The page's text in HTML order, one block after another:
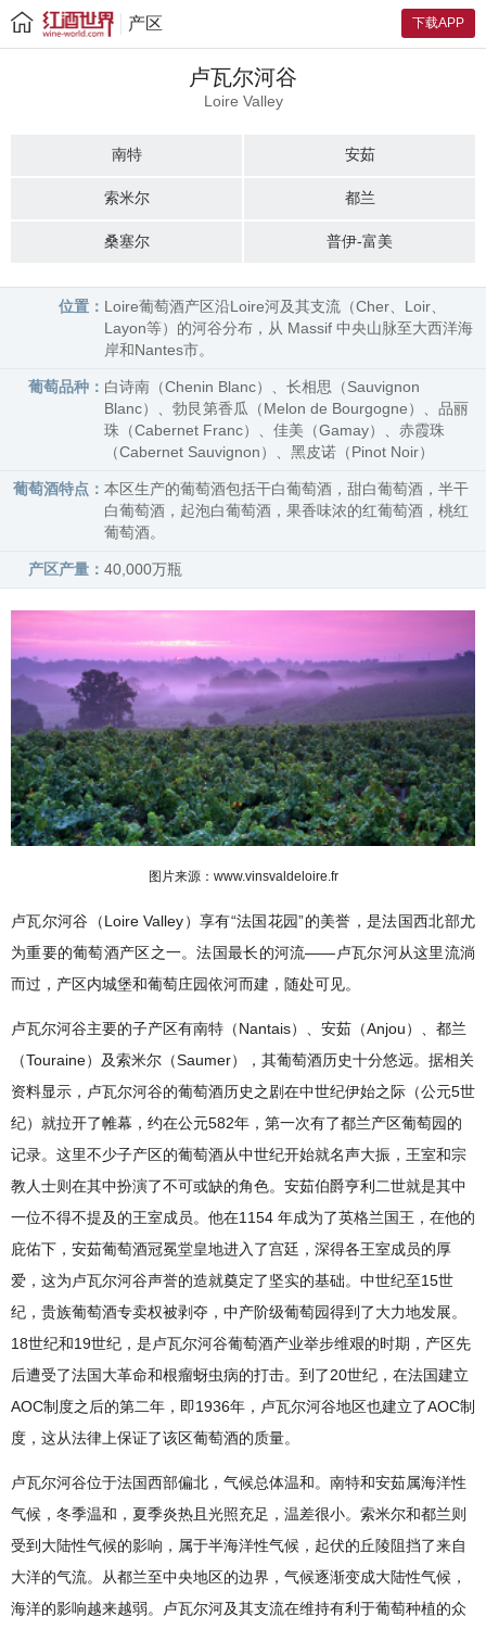
下载APP
产区
卢瓦尔河谷
Loire Valley
南特 安茹
索米尔 都兰
桑塞尔 普伊-富美
位置： Loire葡萄酒产区沿Loire河及其支流（Cher、Loir、
Layon等）的河谷分布，从 Massif 中央山脉至大西洋海
岸和Nantes市。
葡萄品种： 白诗南（Chenin Blanc）、长相思（Sauvignon
Blanc）、勃艮第香瓜（Melon de Bourgogne）、品丽
珠（Cabernet Franc）、佳美（Gamay）、赤霞珠
（Cabernet Sauvignon）、黑皮诺（Pinot Noir）
葡萄酒特点： 本区生产的葡萄酒包括干白葡萄酒，甜白葡萄酒，半干
白葡萄酒，起泡白葡萄酒，果香味浓的红葡萄酒，桃红
葡萄酒。
产区产量： 40,000万瓶
图片来源：www.vinsvaldeloire.fr
卢瓦尔河谷（Loire Valley）享有“法国花园”的美誉，是法国西北部尤
为重要的葡萄酒产区之一。法国最长的河流——卢瓦尔河从这里流淌
而过，产区内城堡和葡萄庄园依河而建，随处可见。
卢瓦尔河谷主要的子产区有南特（Nantais）、安茹（Anjou）、都兰
（Touraine）及索米尔（Saumer），其葡萄酒历史十分悠远。据相关
资料显示，卢瓦尔河谷的葡萄酒历史之剧在中世纪伊始之际（公元5世
纪）就拉开了帷幕，约在公元582年，第一次有了都兰产区葡萄园的
记录。这里不少子产区的葡萄酒从中世纪开始就名声大振，王室和宗
教人士则在其中扮演了不可或缺的角色。安茹伯爵亨利二世就是其中
一位不得不提及的王室成员。他在1154 年成为了英格兰国王，在他的
庇佑下，安茹葡萄酒冠冕堂皇地进入了宫廷，深得各王室成员的厚
爱，这为卢瓦尔河谷声誉的造就奠定了坚实的基础。中世纪至15世
纪，贵族葡萄酒专卖权被剥夺，中产阶级葡萄园得到了大力地发展。
18世纪和19世纪，是卢瓦尔河谷葡萄酒产业举步维艰的时期，产区先
后遭受了法国大革命和根瘤蚜虫病的打击。到了20世纪，在法国建立
AOC制度之后的第二年，即1936年，卢瓦尔河谷地区也建立了AOC制
度，这从法律上保证了该区葡萄酒的质量。
卢瓦尔河谷位于法国西部偏北，气候总体温和。南特和安茹属海洋性
气候，冬季温和，夏季炎热且光照充足，温差很小。索米尔和都兰则
受到大陆性气候的影响，属于半海洋性气候，起伏的丘陵阻挡了来自
大洋的气流。从都兰至中央地区的边界，气候逐渐变成大陆性气候，
海洋的影响越来越弱。卢瓦尔河及其支流在维持有利于葡萄种植的众